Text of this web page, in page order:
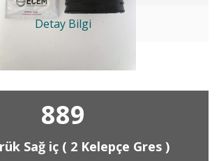
Detay Bilgi
889
Sağ iç ( 2 Kelepçe Gres )